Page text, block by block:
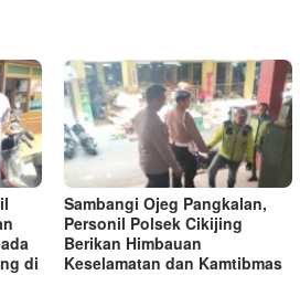
di
Sambangi Ojeg Pangkalan,
Personil Polsek Cikijing
Berikan Himbauan
Keselamatan dan Kamtibmas